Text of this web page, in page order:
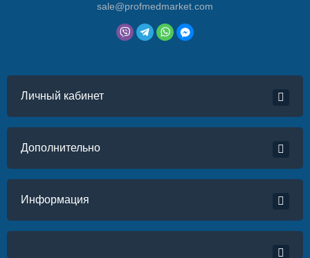
sale@profmedmarket.com
Личный кабинет
Дополнительно
Информация